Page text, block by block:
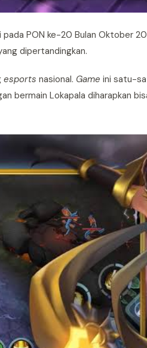
PON ke-20 Bulan Oktober
dipertandingkan.
esports nasional. Game ini satu-
bermain Lokapala diharapkan